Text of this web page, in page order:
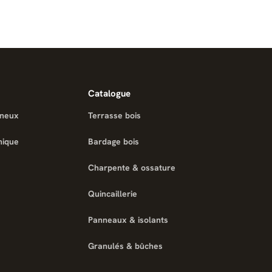
Catalogue
Terrasse bois
Bardage bois
Charpente & ossature
Quincaillerie
Panneaux & isolants
Granulés & bûches